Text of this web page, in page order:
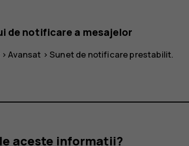
de notificare a mesajelor
>Avansat > Sunet de notificare prestabilit.
aceste informații?